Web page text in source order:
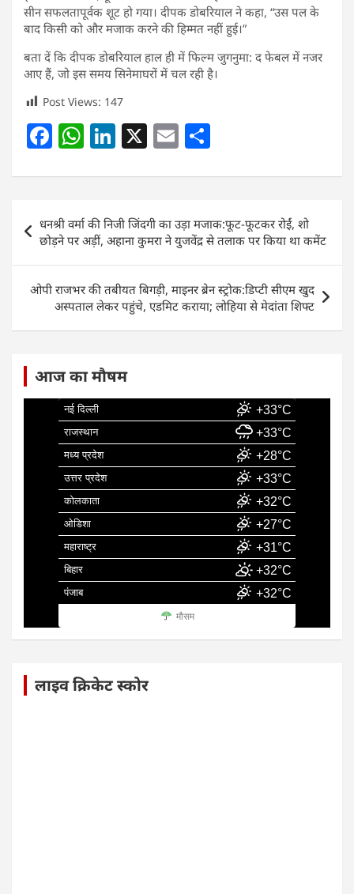
सीन सफलतापूर्वक शूट हो गया। दीपक डोबरियाल ने कहा, “उस पल के
बाद किसी को और मजाक करने की हिम्मत नहीं हुई।”
बता दें कि दीपक डोबरियाल हाल ही में फिल्म जुगनुमा: द फेबल में नजर
आए हैं, जो इस समय सिनेमाघरों में चल रही है।
Post Views: 147
F
c
e
b
o
o
k
W
at
s
A
p
p
Li
k
e
dI
n
X E
ai
l
ar
e
navigation
धनश्री वर्मा की निजी जिंदगी का उड़ा मजाक:फूट-फूटकर रोईं, शो
छोड़ने पर अड़ीं, अहाना कुमरा ने युजवेंद्र से तलाक पर किया था कमेंट
ओपी राजभर की तबीयत बिगड़ी, माइनर ब्रेन स्ट्रोक:डिप्टी सीएम खुद
अस्पताल लेकर पहुंचे, एडमिट कराया; लोहिया से मेदांता शिफ्ट
आज का मौषम
नई दिल्ली +33°C
राजस्थान +33°C
मध्य प्रदेश +28°C
उत्तर प्रदेश +33°C
कोलकाता +32°C
ओडिशा +27°C
महाराष्ट्र +31°C
बिहार +32°C
पंजाब +32°C
मौसम
लाइव क्रिकेट स्कोर